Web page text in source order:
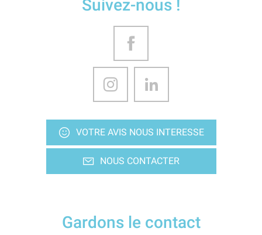
Suivez-nous !
VOTRE AVIS NOUS INTERESSE
NOUS CONTACTER
Gardons le contact